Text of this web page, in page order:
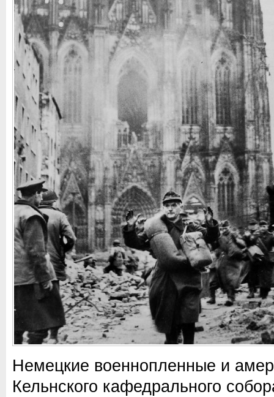
Немецкие военнопленные и
Кельнского кафедрального